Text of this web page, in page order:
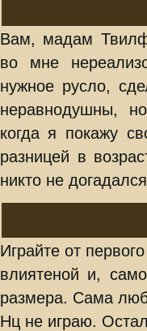
Вам, мадам
во мне
нужное русло,
неравнодушны,
когда я покажу
разницей в
никто не
Играйте от
влиятеной и,
размера. Сама
Нц не играю.